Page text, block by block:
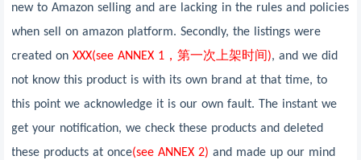
new to Amazon selling and are lacking in the rules and policies
when sell on amazon platform. Secondly, the listings were
created on XXX(see ANNEX 1 ，第一次上架时间), and we did
not know this product is with its own brand at that time, to
this point we acknowledge it is our own fault. The instant we
get your notification, we check these products and deleted
these products at once(see ANNEX 2) and made up our mind